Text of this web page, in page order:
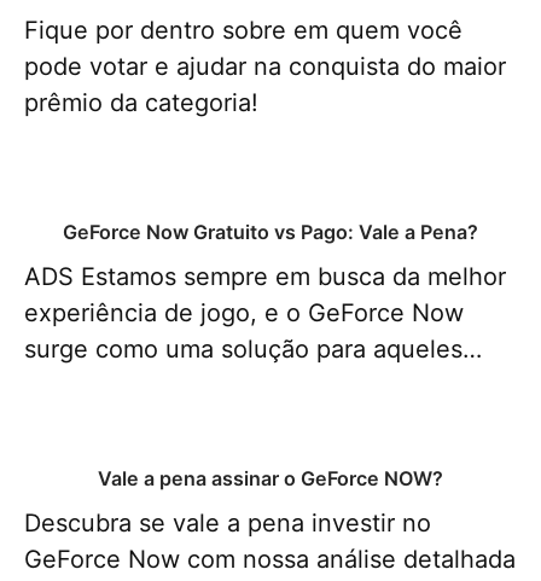
Fique por dentro sobre em quem você
pode votar e ajudar na conquista do maior
prêmio da categoria!
GeForce Now Gratuito vs Pago: Vale a Pena?
ADS Estamos sempre em busca da melhor
experiência de jogo, e o GeForce Now
surge como uma solução para aqueles…
Vale a pena assinar o GeForce NOW?
Descubra se vale a pena investir no
GeForce Now com nossa análise detalhada